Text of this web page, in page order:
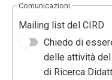
Comunicazioni
Mailing list del CIRD
Chiedo di
delle attività
di Ricerca